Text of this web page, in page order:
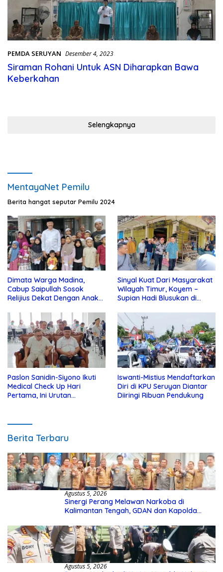
PEMDA SERUYAN Desember 4, 2023
Siraman Rohani Untuk ASN Diharapkan Bawa
Keberkahan
Selengkapnya
MentayaNet Pemilu
Berita hangat seputar Pemilu 2024
Dimata Warga Madina,
Cabup Saipullah Sosok
Relijius Dekat Dengan Anak
Sinyal Kuat Dari Masyarakat
Wilayah Timur, Koyem –
Supian Hadi Blusukan di
Paslon Sanidin-Siyono Ikuti
Medical Check Up Hari
Pertama, Ini Urutan
Iswanti-Mistius Mendaftarkan
Diri di KPU Seruyan Diantar
Diiringi Ribuan Pendukung
Berita Terbaru
Agustus 5, 2026
Sinergi Perang Melawan Narkoba di
Kalimantan Tengah, GDAN dan Kapolda
Agustus 5, 2026